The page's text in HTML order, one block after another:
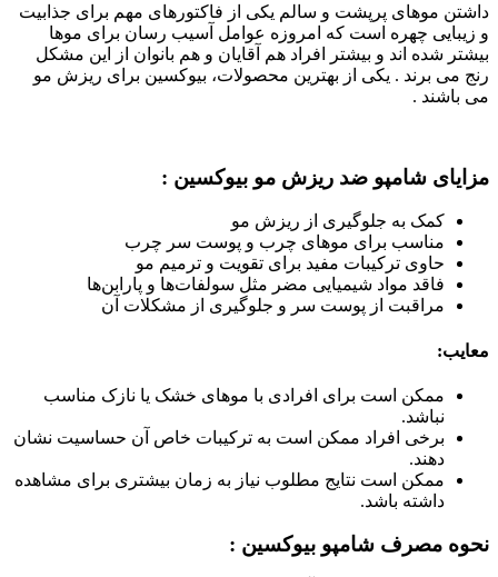
داشتن موهای پرپشت و سالم یکی از فاکتورهای مهم برای جذابیت
و زیبایی چهره است که امروزه عوامل آسیب رسان برای موها
بیشتر شده اند و بیشتر افراد هم آقایان و هم بانوان از این مشکل
رنج می برند . یکی از بهترین محصولات، بیوکسین برای ریزش مو
می باشند .
مزایای شامپو ضد ریزش مو بیوکسین :
کمک به جلوگیری از ریزش مو
مناسب برای موهای چرب و پوست سر چرب
حاوی ترکیبات مفید برای تقویت و ترمیم مو
فاقد مواد شیمیایی مضر مثل سولفات‌ها و پارابن‌ها
مراقبت از پوست سر و جلوگیری از مشکلات آن
معایب:
ممکن است برای افرادی با موهای خشک یا نازک مناسب
نباشد.
برخی افراد ممکن است به ترکیبات خاص آن حساسیت نشان
دهند.
ممکن است نتایج مطلوب نیاز به زمان بیشتری برای مشاهده
داشته باشد.
نحوه مصرف شامپو بیوکسین :